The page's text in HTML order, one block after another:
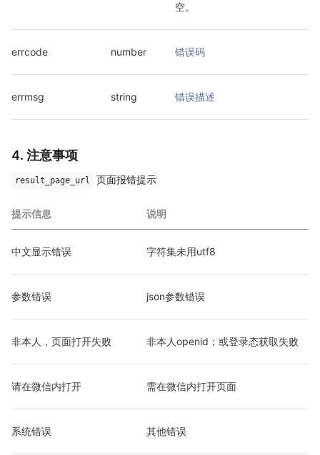
空。
errcode number 错误码
errmsg string 错误描述
4. 注意事项
result_page_url 页面报错提示
提示信息 说明
中文显示错误 字符集未用utf8
参数错误 json参数错误
非本人，页面打开失败 非本人openid；或登录态获取失败
请在微信内打开 需在微信内打开页面
系统错误 其他错误